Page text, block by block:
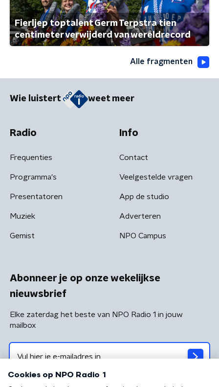
Fierljep toptalent Germ Terpstra tien
centimeter verwijderd van wereldrecord
Alle fragmenten
Wie luistert weet meer
Radio
Frequenties
Programma's
Presentatoren
Muziek
Gemist
Info
Contact
Veelgestelde vragen
App de studio
Adverteren
NPO Campus
Abonneer je op onze wekelijkse
nieuwsbrief
Elke zaterdag het beste van NPO Radio 1 in jouw
mailbox